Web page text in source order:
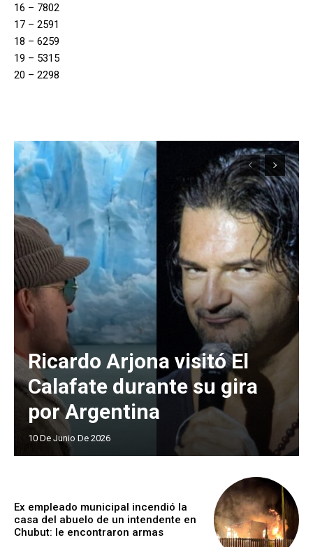
16 – 7802
17 – 2591
18 – 6259
19 – 5315
20 – 2298
Ricardo Arjona visitó El
Calafate durante su gira
por Argentina
10 De Junio De 2026
Ex empleado municipal incendió la
casa del abuelo de un intendente en
Chubut: le encontraron armas